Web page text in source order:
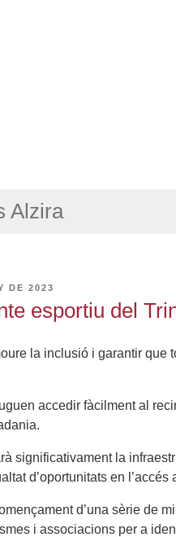
Alzira
DE 2023
esportiu del
la inclusió i garantir
accedir fàcilment al
significativament la
d’oportunitats en l’accés
d’una sèrie de
i associacions per a